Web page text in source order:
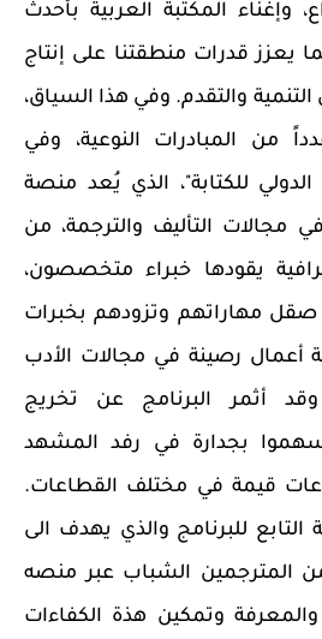
وإغناء المكتبة العربية بأحدث
يعزز قدرات منطقتنا على إنتاج
والتقدم. وفي هذا السياق،
من المبادرات النوعية، وفي
للكتابة"، الذي يُعد منصة
مجالات التأليف والترجمة، من
يقودها خبراء متخصصون،
مهاراتهم وتزودهم بخبرات
أعمال رصينة في مجالات الأدب
أثمر البرنامج عن تخريج
بجدارة في رفد المشهد
قيمة في مختلف القطاعات.
التابع للبرنامج والذي يهدف الى
المترجمين الشباب عبر منصه
والمعرفة وتمكين هذة الكفاءات